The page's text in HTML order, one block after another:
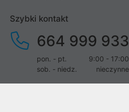
Szybki kontakt
664 999 933
pon. - pt.
9:00 - 17:00
sob. - niedz.
nieczynne